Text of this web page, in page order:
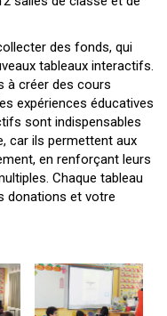
des fonds, qui
tableaux interactifs.
à créer des cours
expériences éducatives
sont indispensables
car ils permettent aux
en renforçant leurs
Chaque tableau
donations et votre